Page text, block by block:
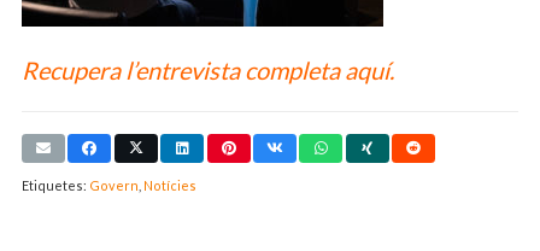
Recupera l’entrevista completaaquí.
Etiquetes: Govern Notícies